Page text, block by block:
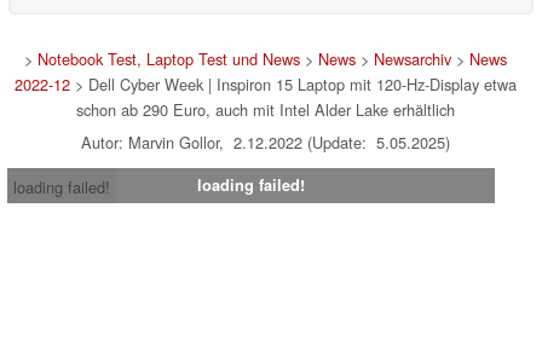
> Notebook Test, Laptop Test und News> News> Newsarchiv> News
2022-12> Dell Cyber Week | Inspiron 15 Laptop mit 120-Hz-Display etwa
schon ab 290 Euro, auch mit Intel Alder Lake erhältlich
Autor: Marvin Gollor, 2.12.2022 (Update: 5.05.2025)
loading failed!
loading failed!